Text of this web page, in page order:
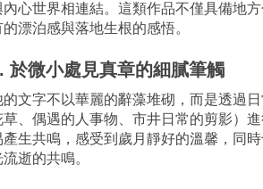
內心世界相連結。這類作品不僅具備地
的漂泊感與落地生根的感悟。
於微小處見真章的細膩筆觸
的文字不以華麗的辭藻堆砌，而是透過
草、偶遇的人事物、市井日常的剪影）
產生共鳴，感受到歲月靜好的溫馨，同
流逝的共鳴。